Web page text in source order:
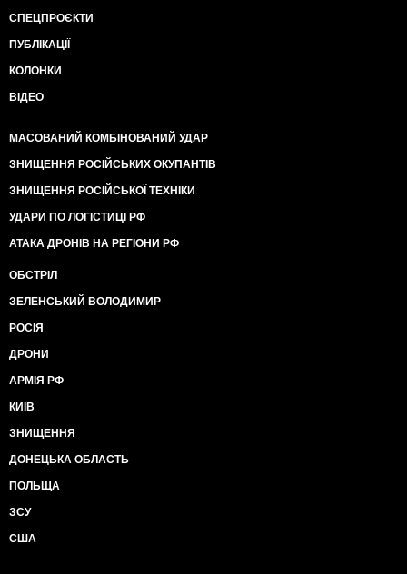
СПЕЦПРОЄКТИ
ПУБЛІКАЦІЇ
КОЛОНКИ
ВІДЕО
МАСОВАНИЙ КОМБІНОВАНИЙ УДАР
ЗНИЩЕННЯ РОСІЙСЬКИХ ОКУПАНТІВ
ЗНИЩЕННЯ РОСІЙСЬКОЇ ТЕХНІКИ
УДАРИ ПО ЛОГІСТИЦІ РФ
АТАКА ДРОНІВ НА РЕГІОНИ РФ
ОБСТРІЛ
ЗЕЛЕНСЬКИЙ ВОЛОДИМИР
РОСІЯ
ДРОНИ
АРМІЯ РФ
КИЇВ
ЗНИЩЕННЯ
ДОНЕЦЬКА ОБЛАСТЬ
ПОЛЬЩА
ЗСУ
США